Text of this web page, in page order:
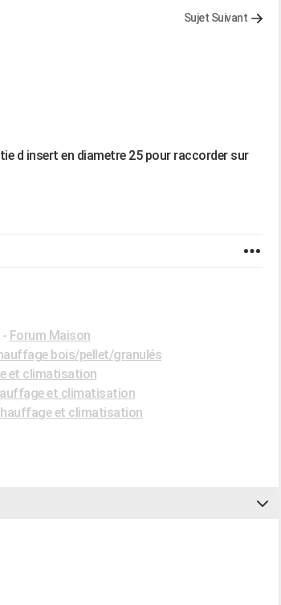
Sujet Suivant
d insert en diametre 25 pour raccorder sur
- Forum Maison
bois/pellet/granulés
et climatisation
et climatisation
et climatisation